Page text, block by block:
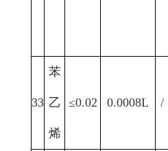
33
苯
乙
烯
≤0.02 0.0008L /